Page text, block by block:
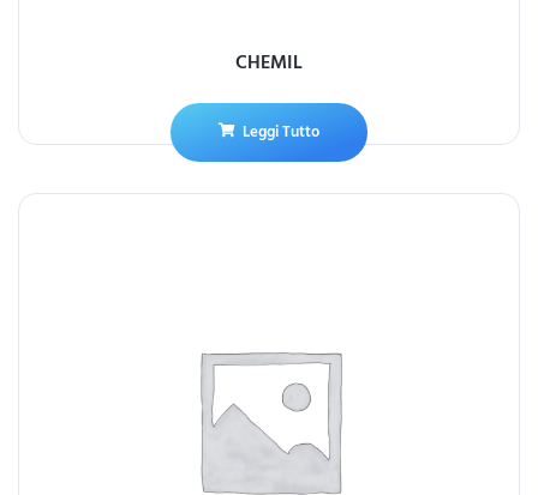
CHEMIL
Leggi Tutto